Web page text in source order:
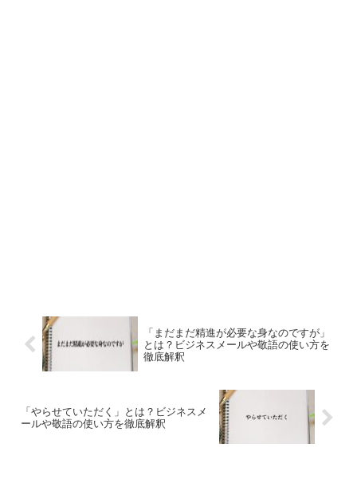
「まだまだ精進が必要な身なのですが」
とは？ビジネスメールや敬語の使い方を
徹底解釈
「やらせていただく」とは？ビジネスメ
ールや敬語の使い方を徹底解釈